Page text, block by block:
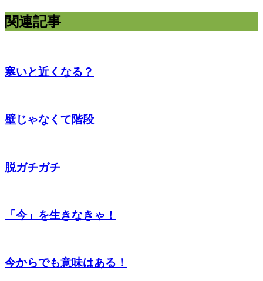
関連記事
寒いと近くなる？
壁じゃなくて階段
脱ガチガチ
「今」を生きなきゃ！
今からでも意味はある！